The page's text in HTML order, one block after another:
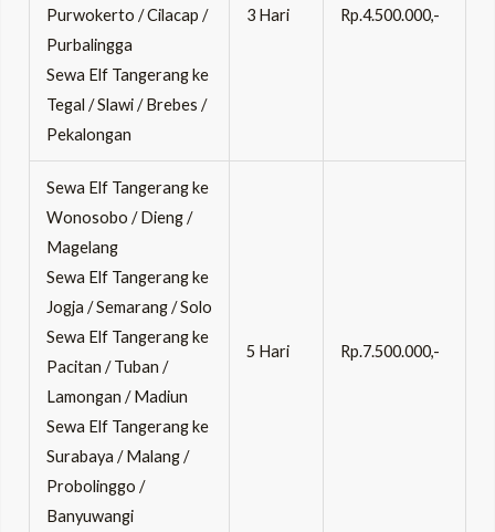
Purwokerto / Cilacap /
Purbalingga
Sewa Elf Tangerang ke
Tegal / Slawi / Brebes /
Pekalongan
3 Hari Rp.4.500.000,-
Sewa Elf Tangerang ke
Wonosobo / Dieng /
Magelang
Sewa Elf Tangerang ke
Jogja / Semarang / Solo
Sewa Elf Tangerang ke
Pacitan / Tuban /
Lamongan / Madiun
Sewa Elf Tangerang ke
Surabaya / Malang /
Probolinggo /
Banyuwangi
5 Hari Rp.7.500.000,-